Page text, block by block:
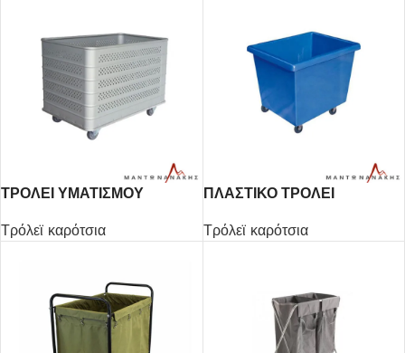
ΤΡΟΛΕΙ ΥΜΑΤΙΣΜΟΥ
Τρόλεϊ καρότσια
ΠΛΑΣΤΙΚΟ ΤΡΟΛΕΙ
Τρόλεϊ καρότσια